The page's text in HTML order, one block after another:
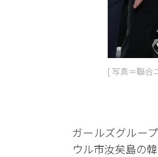
[ 写真＝聯合
ガールズグルー
ウル市汝矣島の